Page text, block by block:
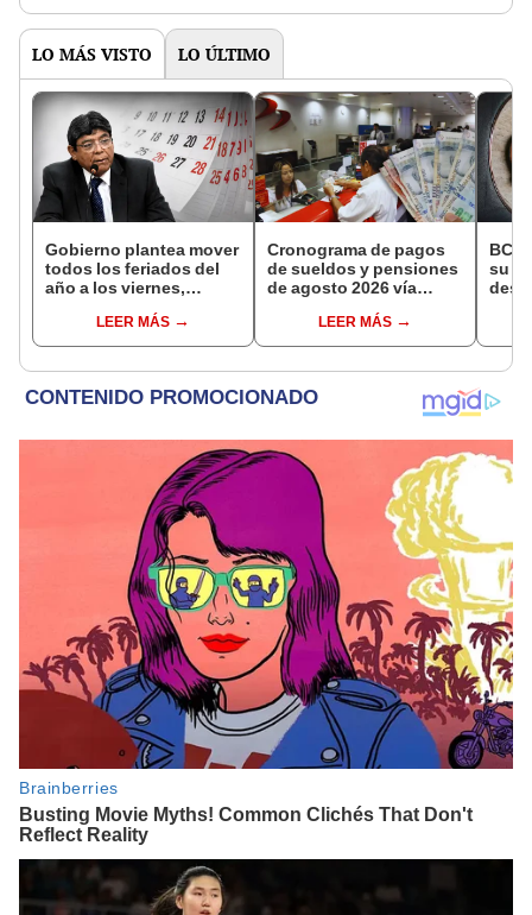
LO MÁS VISTO LO ÚLTIMO
Gobierno plantea mover
todos los feriados del
año a los viernes,
Navidad y Año Nuevo
LEER MÁS
Cronograma de pagos
de sueldos y pensiones
de agosto 2026 vía
conoce las fechas de
depósito
LEER MÁS
BCR
su